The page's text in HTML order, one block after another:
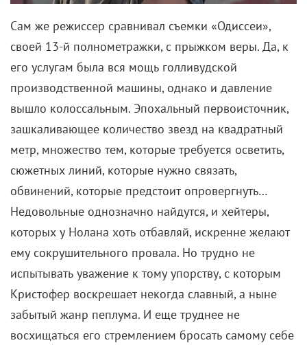
Сам же режиссер сравнивал съемки «Одиссеи»,
своей 13-й полнометражки, с прыжком веры. Да, к
его услугам была вся мощь голливудской
производственной машины, однако и давление
вышло колоссальным. Эпохальный первоисточник,
зашкаливающее количество звезд на квадратный
метр, множество тем, которые требуется осветить,
сюжетных линий, которые нужно связать,
обвинений, которые предстоит опровергнуть…
Недовольные однозначно найдутся, и хейтеры,
которых у Нолана хоть отбавляй, искренне желают
ему сокрушительного провала. Но трудно не
испытывать уважение к тому упорству, с которым
Кристофер воскрешает некогда славный, а ныне
забытый жанр пеплума. И еще труднее не
восхищаться его стремлением бросать самому себе